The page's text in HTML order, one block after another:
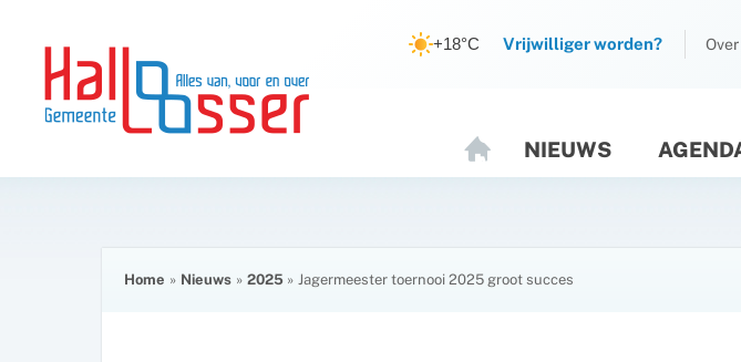
inhoud
inhoud
+18°C Vrijwilliger worden?
O
M
NIEUWS
Home Nieuws 2025 Jagermeester toernooi 2025 groot succes